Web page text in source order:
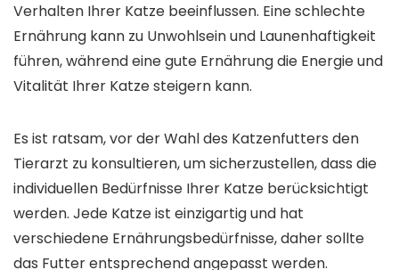
Verhalten Ihrer Katze beeinflussen. Eine schlechte
Ernährung kann zu Unwohlsein und Launenhaftigkeit
führen, während eine gute Ernährung die Energie und
Vitalität Ihrer Katze steigern kann.
Es ist ratsam, vor der Wahl des Katzenfutters den
Tierarzt zu konsultieren, um sicherzustellen, dass die
individuellen Bedürfnisse Ihrer Katze berücksichtigt
werden. Jede Katze ist einzigartig und hat
verschiedene Ernährungsbedürfnisse, daher sollte
das Futter entsprechend angepasst werden.